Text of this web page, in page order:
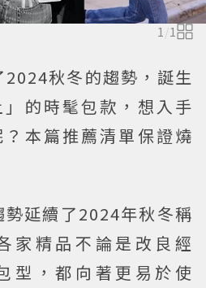
1 /1
秋冬的趨勢，誕生
的時髦包款，想入手
本篇推薦清單保證燒
延續了2024年秋冬稱
家精品不論是改良經
型，都向著更易於使